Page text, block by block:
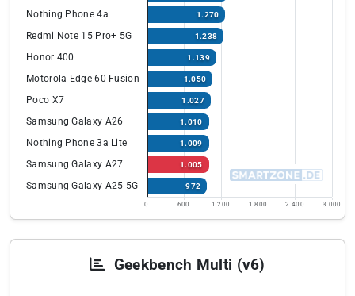
Nothing Phone 4a 1.270
Redmi Note 15 Pro+ 5G 1.238
Honor 400 1.139
Motorola Edge 60 Fusion 1.050
Poco X7 1.027
Samsung Galaxy A26 1.010
Nothing Phone 3a Lite 1.009
Samsung Galaxy A27 1.005
Samsung Galaxy A25 5G 972
0 600 1.200 1.800 2.400 3.000
Geekbench Multi (v6)